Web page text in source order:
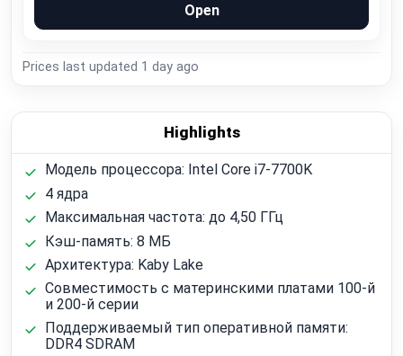
Open
Prices last updated 1 day ago
Highlights
Модель процессора: Intel Core i7-7700K
4 ядра
Максимальная частота: до 4,50 ГГц
Кэш-память: 8 МБ
Архитектура: Kaby Lake
Совместимость с материнскими платами 100-й
и 200-й серии
Поддерживаемый тип оперативной памяти:
DDR4 SDRAM